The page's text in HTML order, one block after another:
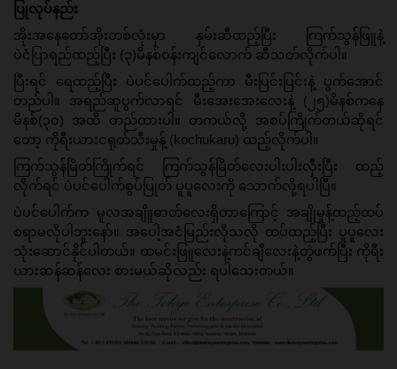
ပြုလုပ်နည်း
အိုးအနေတော်အိုးတစ်လုံးမှာ နှမ်းဆီထည့်ပြီး ကြက်သွန်ဖြူနဲ့
ပဲငံပြာရည်ထည့်ပြီး (၃)မိနစ်ဝန်းကျင်လောက် ဆီသတ်လိုက်ပါ။
ပြီးရင် ရေထည့်ပြီး ပဲပင်ပေါက်ထည့်ကာ မီးပြင်းပြင်းနဲ့ ပွက်အောင်
တည်ပါ။ အရည်ဆူပွက်လာရင် မီးအေးအေးလေးနဲ့ (၂၅)မိနစ်ကနေ
မိနစ်(၃၀) အထိ တည်ထားပါ။ တကယ်လို့ အစပ်ကြိုက်တယ်ဆိုရင်
တော့ ကိုရီးယားငရုတ်သီးမှုန့် (kochukaru) ထည့်လိုက်ပါ။
ကြက်သွန်မြိတ်ကြိုက်ရင် ကြက်သွန်မြိတ်လေးပါးပါးလှီးပြီး ထည့်
လိုက်ရင် ပဲပင်ပေါက်စွပ်ပြုတ် ပူပူလေးကို သောက်လို့ရပါပြီ။
ပဲပင်ပေါက်က မူလအချိူဓာတ်လေးရှိတာကြောင့် အချိုမှုန့်ထည့်ထပ်
စရာမလိုပါဘူးနော်။ အပေါ့အငံမြည်းလိုသလို ထပ်ထည့်ပြီး ပူပူလေး
သုံးဆောင်နိုင်ပါတယ်။ ထမင်းဖြူလေးနဲ့ကင်ချီလေးနဲ့တွဲဖက်ပြီး ကိုရီး
ယားဆန်ဆန်လေး စားမယ်ဆိုလည်း ရပါသေးတယ်။